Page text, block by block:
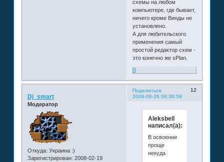
схемы на любом
компьютере, где бывает,
ничего кроме Винды не
установлено.
А для любительского
применения самый
простой редактор схем -
это конечно же sPlan.
0
Поделиться
12
2008-06-26 08:36:59
Dj_smart
Модератор
Откуда: Украина :)
Зарегистрирован: 2008-02-19
Aleksbell
написал(а):
В освоении
проще
некуда